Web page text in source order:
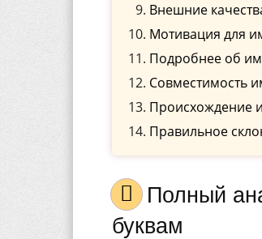
Внешние
Мотивация для
Подробнее об
Совместимость
Происхождение
Правильное
Полный анализ имени Заша, значение, и расшифровка по
буквам